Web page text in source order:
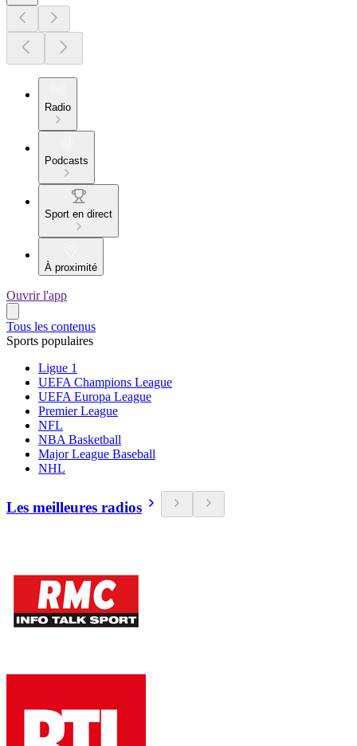
Radio
Podcasts
Sport en direct
À proximité
Ouvrir l'app
Tous les contenus
Sports populaires
Ligue 1
UEFA Champions League
UEFA Europa League
Premier League
NFL
NBA Basketball
Major League Baseball
NHL
Les meilleures radios